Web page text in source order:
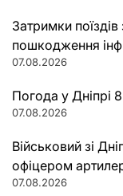
Затримки
пошкодження
07.08.2026
Погода у Дніпрі
07.08.2026
Військовий зі
офіцером
07.08.2026